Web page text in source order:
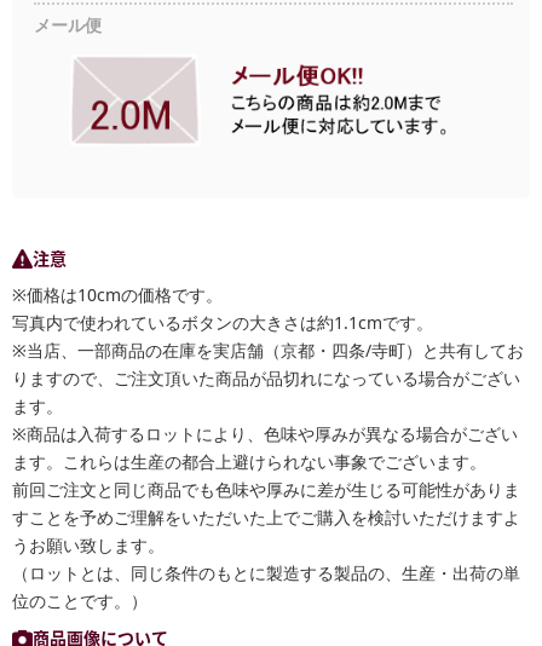
メール便
注意
※価格は10cmの価格です。
写真内で使われているボタンの大きさは約1.1cmです。
※当店、一部商品の在庫を実店舗（京都・四条/寺町）と共有してお
りますので、ご注文頂いた商品が品切れになっている場合がござい
ます。
※商品は入荷するロットにより、色味や厚みが異なる場合がござい
ます。これらは生産の都合上避けられない事象でございます。
前回ご注文と同じ商品でも色味や厚みに差が生じる可能性がありま
すことを予めご理解をいただいた上でご購入を検討いただけますよ
うお願い致します。
（ロットとは、同じ条件のもとに製造する製品の、生産・出荷の単
位のことです。）
商品画像について